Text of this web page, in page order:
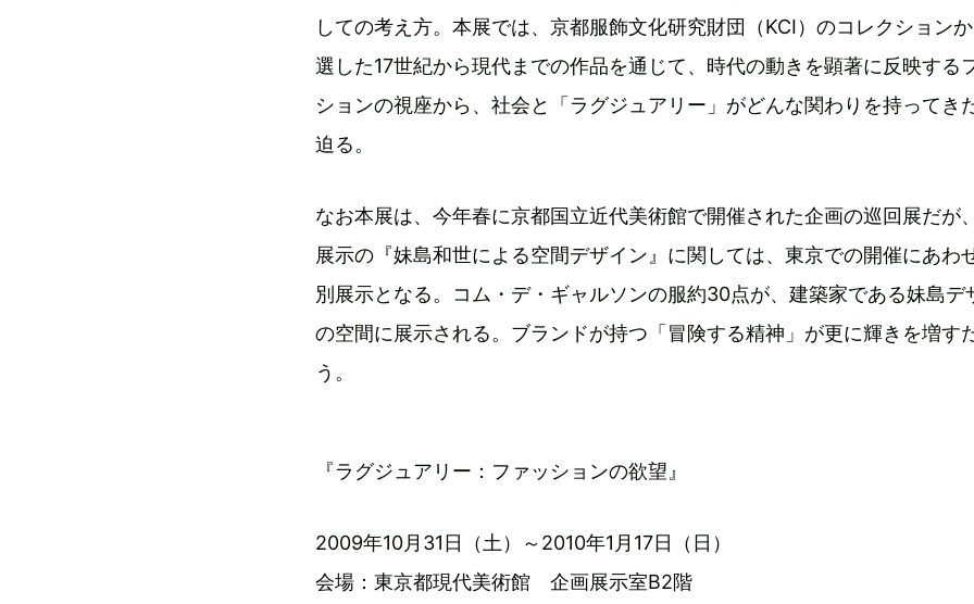
しての考え方。本展では、京都服飾文化研究財団（KCI）のコレクション
選した17世紀から現代までの作品を通じて、時代の動きを顕著に反映する
ションの視座から、社会と「ラグジュアリー」がどんな関わりを持ってき
迫る。
なお本展は、今年春に京都国立近代美術館で開催された企画の巡回展だが
展示の『妹島和世による空間デザイン』に関しては、東京での開催にあわ
別展示となる。コム・デ・ギャルソンの服約30点が、建築家である妹島デ
の空間に展示される。ブランドが持つ「冒険する精神」が更に輝きを増す
う。
『ラグジュアリー：ファッションの欲望』
2009年10月31日（土）～2010年1月17日（日）
会場：東京都現代美術館 企画展示室B2階